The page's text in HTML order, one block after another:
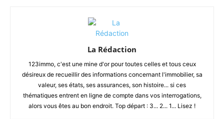
La Rédaction
123immo, c'est une mine d'or pour toutes celles et tous ceux
désireux de recueillir des informations concernant l'immobilier, sa
valeur, ses états, ses assurances, son histoire... si ces
thématiques entrent en ligne de compte dans vos interrogations,
alors vous êtes au bon endroit. Top départ : 3... 2... 1... Lisez !